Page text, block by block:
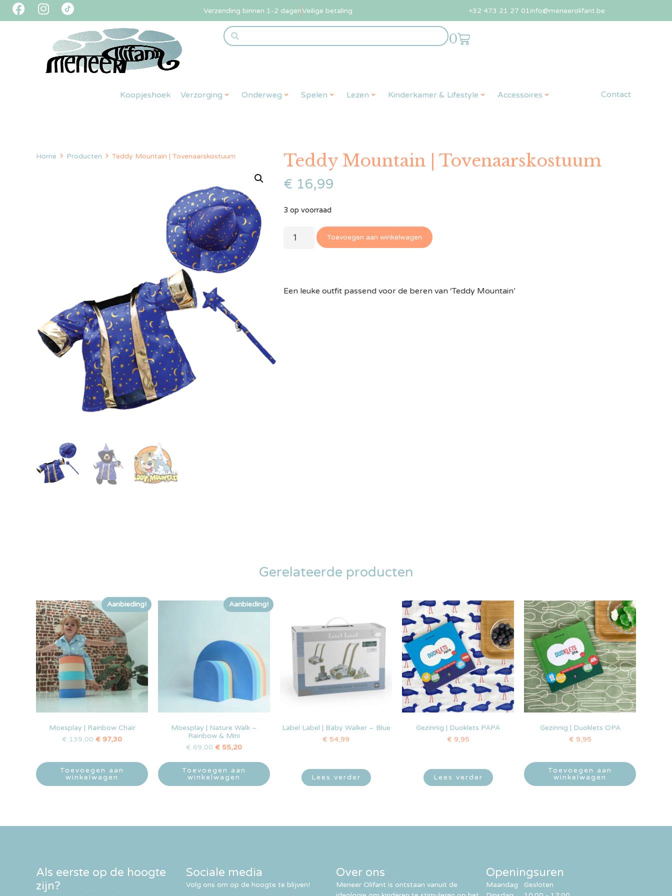
Verzending binnen 1-2 dagenVeilige betaling +32 473 21 27 01info@meneerolifant.be
0
Koopjeshoek Verzorging Onderweg Spelen Lezen Kinderkamer & Lifestyle Accessoires Contact
Home Producten Teddy Mountain | Tovenaarskostuum Teddy Mountain | Tovenaarskostuum
€ 16,99
3 op voorraad
Toevoegen aan winkelwagen
Een leuke outfit passend voor de beren van ‘Teddy Mountain’
Gerelateerde producten
Aanbieding!
Moesplay | Rainbow Chair
€ 139,00 € 97,30
Toevoegen aan
winkelwagen
Aanbieding!
Moesplay | Nature Walk –
Rainbow & Mini
€ 69,00 € 55,20
Toevoegen aan
winkelwagen
Label Label | Baby Walker – Blue
€ 54,99
Lees verder
Gezinnig | Duoklets PAPA
€ 9,95
Lees verder
Gezinnig | Duoklets OPA
€ 9,95
Toevoegen aan
winkelwagen
Als eerste op de hoogte
zijn?
Sociale media
Volg ons om op de hoogte te blijven!
Over ons
Meneer Olifant is ontstaan vanuit de
Openingsuren
Maandag
Gesloten